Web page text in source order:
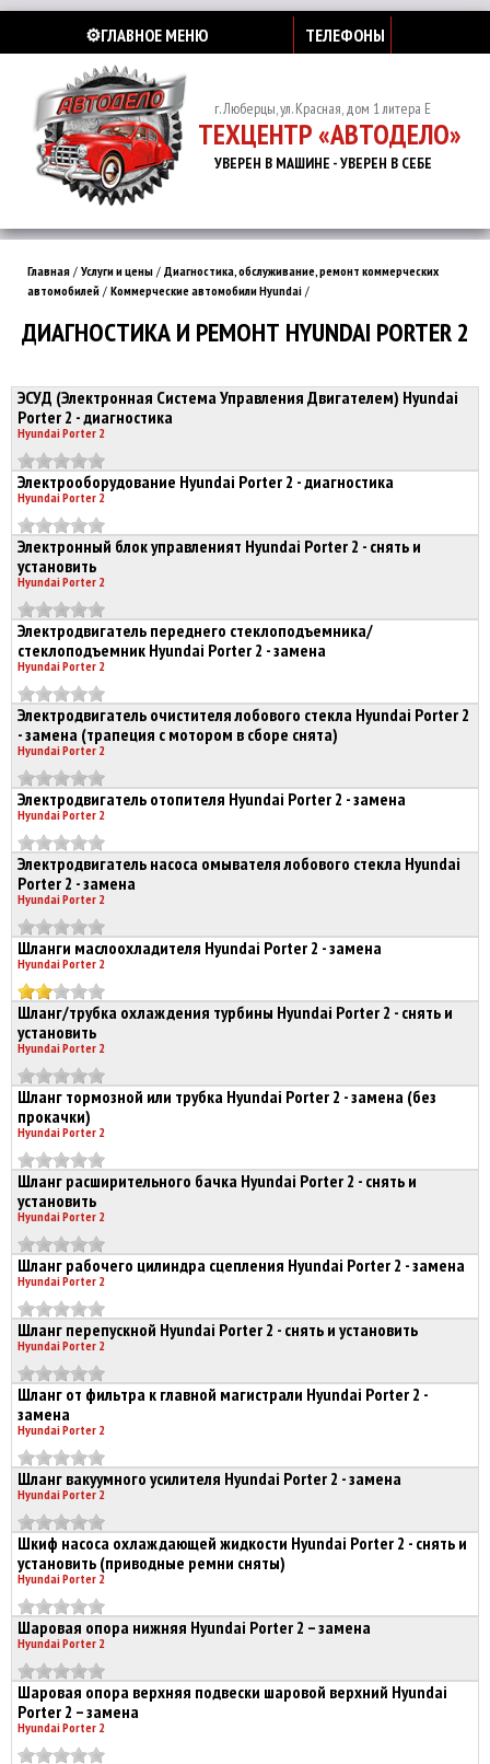
⚙️ГЛАВНОЕ МЕНЮ ТЕЛЕФОНЫ
г. Люберцы, ул. Красная, дом 1 литера Е
ТЕХЦЕНТР «АВТОДЕЛО»
УВЕРЕН В МАШИНЕ - УВЕРЕН В СЕБЕ
Главная / Услуги и цены / Диагностика, обслуживание, ремонт коммерческих
автомобилей / Коммерческие автомобили Hyundai /
ДИАГНОСТИКА И РЕМОНТ HYUNDAI PORTER 2
ЭСУД (Электронная Система Управления Двигателем) Hyundai
Porter 2 - диагностика
Hyundai Porter 2
Электрооборудование Hyundai Porter 2 - диагностика
Hyundai Porter 2
Электронный блок управленият Hyundai Porter 2 - снять и
установить
Hyundai Porter 2
Электродвигатель переднего стеклоподъемника/
стеклоподъемник Hyundai Porter 2 - замена
Hyundai Porter 2
Электродвигатель очистителя лобового стекла Hyundai Porter 2
- замена (трапеция с мотором в сборе снята)
Hyundai Porter 2
Электродвигатель отопителя Hyundai Porter 2 - замена
Hyundai Porter 2
Электродвигатель насоса омывателя лобового стекла Hyundai
Porter 2 - замена
Hyundai Porter 2
Шланги маслоохладителя Hyundai Porter 2 - замена
Hyundai Porter 2
Шланг/трубка охлаждения турбины Hyundai Porter 2 - снять и
установить
Hyundai Porter 2
Шланг тормозной или трубка Hyundai Porter 2 - замена (без
прокачки)
Hyundai Porter 2
Шланг расширительного бачка Hyundai Porter 2 - снять и
установить
Hyundai Porter 2
Шланг рабочего цилиндра сцепления Hyundai Porter 2 - замена
Hyundai Porter 2
Шланг перепускной Hyundai Porter 2 - снять и установить
Hyundai Porter 2
Шланг от фильтра к главной магистрали Hyundai Porter 2 -
замена
Hyundai Porter 2
Шланг вакуумного усилителя Hyundai Porter 2 - замена
Hyundai Porter 2
Шкиф насоса охлаждающей жидкости Hyundai Porter 2 - снять и
установить (приводные ремни сняты)
Hyundai Porter 2
Шаровая опора нижняя Hyundai Porter 2 – замена
Hyundai Porter 2
Шаровая опора верхняя подвески шаровой верхний Hyundai
Porter 2 – замена
Hyundai Porter 2